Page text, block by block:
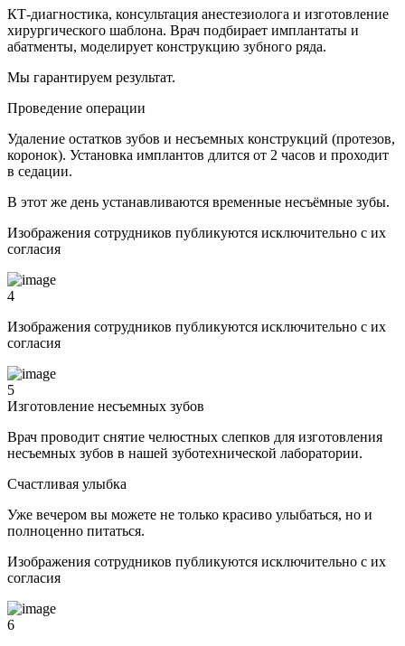
КТ-диагностика, консультация анестезиолога и изготовление
хирургического шаблона. Врач подбирает имплантаты и
абатменты, моделирует конструкцию зубного ряда.
Мы гарантируем результат.
Проведение операции
Удаление остатков зубов и несъемных конструкций (протезов,
коронок). Установка имплантов длится от 2 часов и проходит
в седации.
В этот же день устанавливаются временные несъёмные зубы.
Изображения сотрудников публикуются исключительно с их
согласия
4
Изображения сотрудников публикуются исключительно с их
согласия
5
Изготовление несъемных зубов
Врач проводит снятие челюстных слепков для изготовления
несъемных зубов в нашей зуботехнической лаборатории.
Счастливая улыбка
Уже вечером вы можете не только красиво улыбаться, но и
полноценно питаться.
Изображения сотрудников публикуются исключительно с их
согласия
6